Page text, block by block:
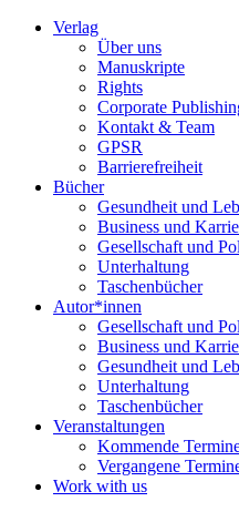
Verlag
Über uns
Manuskripte
Rights
Corporate
Kontakt & Team
GPSR
Barrierefreiheit
Bücher
Gesundheit und
Business und
Gesellschaft und
Unterhaltung
Taschenbücher
Autor*innen
Gesellschaft und
Business und
Gesundheit und
Unterhaltung
Taschenbücher
Veranstaltungen
Kommende
Vergangene
Work with us